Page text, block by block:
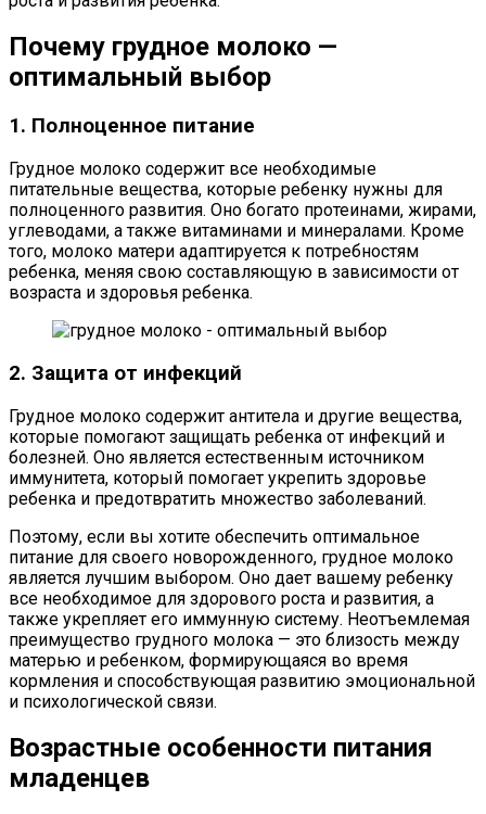
Почему грудное молоко —
оптимальный выбор
1. Полноценное питание
Грудное молоко содержит все необходимые
питательные вещества, которые ребенку нужны для
полноценного развития. Оно богато протеинами, жирами,
углеводами, а также витаминами и минералами. Кроме
того, молоко матери адаптируется к потребностям
ребенка, меняя свою составляющую в зависимости от
возраста и здоровья ребенка.
2. Защита от инфекций
Грудное молоко содержит антитела и другие вещества,
которые помогают защищать ребенка от инфекций и
болезней. Оно является естественным источником
иммунитета, который помогает укрепить здоровье
ребенка и предотвратить множество заболеваний.
Поэтому, если вы хотите обеспечить оптимальное
питание для своего новорожденного, грудное молоко
является лучшим выбором. Оно дает вашему ребенку
все необходимое для здорового роста и развития, а
также укрепляет его иммунную систему. Неотъемлемая
преимущество грудного молока — это близость между
матерью и ребенком, формирующаяся во время
кормления и способствующая развитию эмоциональной
и психологической связи.
Возрастные особенности питания
младенцев